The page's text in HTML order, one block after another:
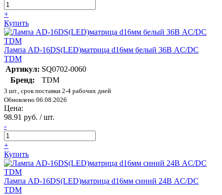
+
Купить
Лампа AD-16DS(LED)матрица d16мм белый 36В AC/DC
TDM
Артикул: SQ0702-0060
Бренд:
TDM
3 шт., срок поставки 2-4 рабочих дней
Обновлено 06.08.2026
Цена:
98.91 руб. / шт.
-
+
Купить
Лампа AD-16DS(LED)матрица d16мм синий 24В AC/DC
TDM